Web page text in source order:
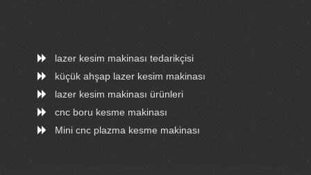
lazer kesim makinası tedarikçisi
küçük ahşap lazer kesim makinası
lazer kesim makinası ürünleri
cnc boru kesme makinası
Mini cnc plazma kesme makinası